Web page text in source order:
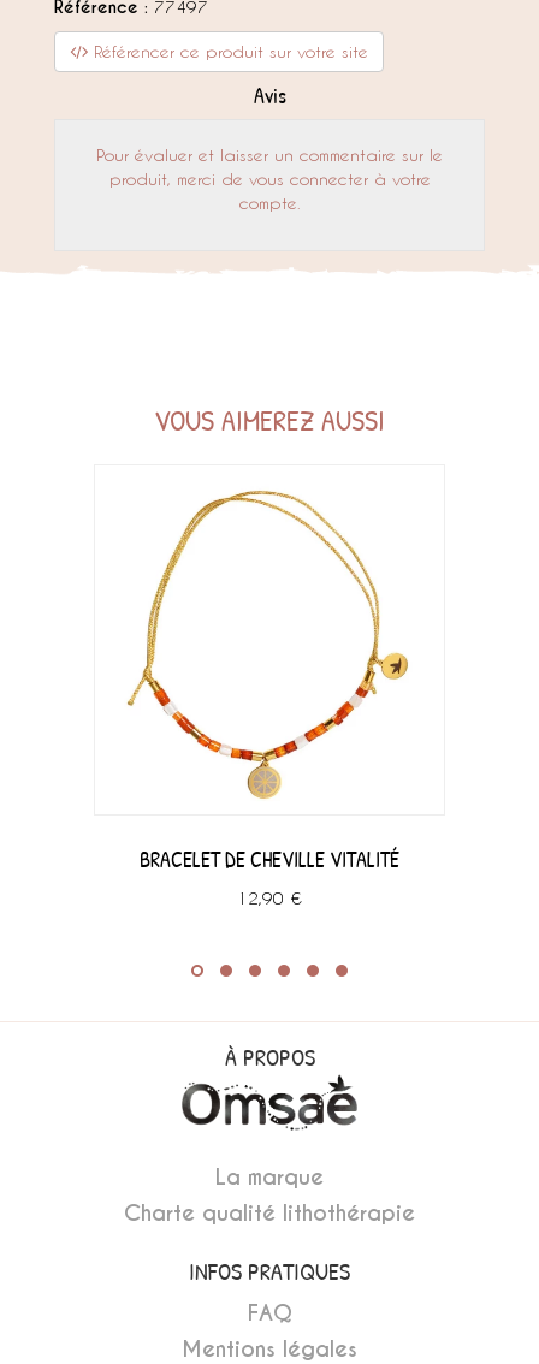
Référence : 77497
Référencer ce produit sur votre site
Avis
Pour évaluer et laisser un commentaire sur le
produit, merci de vous connecter à votre
compte.
VOUS AIMEREZ AUSSI
BRACELET DE CHEVILLE VITALITÉ
12,90 €
À PROPOS
La marque
Charte qualité lithothérapie
INFOS PRATIQUES
FAQ
Mentions légales